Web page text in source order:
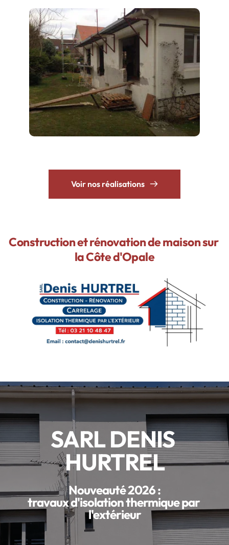
Voir nos réalisations
Construction et rénovation de maison sur
la Côte d'Opale
SARL DENIS
HURTREL
Nouveauté 2026 :
travaux d'isolation thermique par
l'extérieur